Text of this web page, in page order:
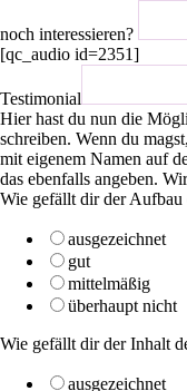
noch interessieren?
[qc_audio id=2351]
Testimonial
Hier hast du nun die
schreiben. Wenn du
mit eigenem Namen auf
das ebenfalls angeben.
Wie gefällt dir der Aufbau
ausgezeichnet
gut
mittelmäßig
überhaupt nicht
Wie gefällt dir der Inhalt
ausgezeichnet